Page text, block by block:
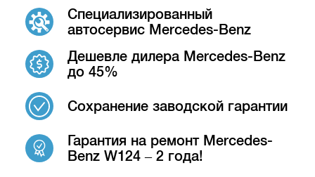
Специализированный
автосервис Mercedes-Benz
Дешевле дилера Mercedes-Benz
до 45%
Сохранение заводской гарантии
Гарантия на ремонт Mercedes-
Benz W124 – 2 года!